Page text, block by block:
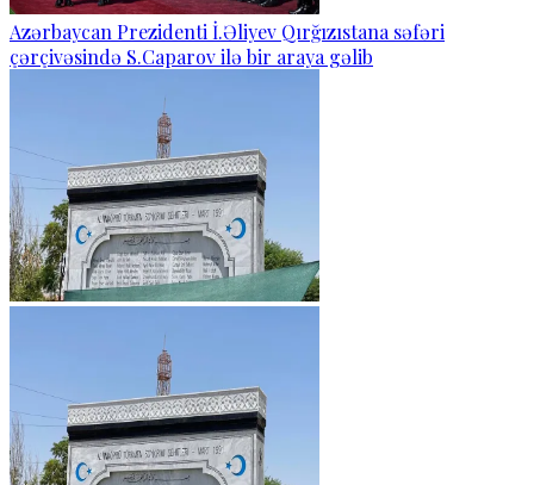
Azərbaycan Prezidenti İ.Əliyev Qırğızıstana səfəri
çərçivəsində S.Caparov ilə bir araya gəlib